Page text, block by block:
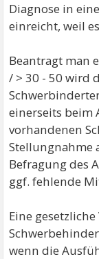
Diagnose in
einreicht, weil
Beantragt man
/ > 30 - 50 wird
einerseits beim
vorhandenen
Stellungnahme
Befragung des
ggf. fehlende
Eine
wenn die